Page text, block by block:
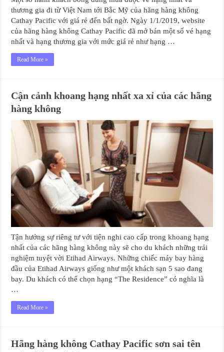
thương gia đi từ Việt Nam tới Bắc Mỹ của hãng hàng không
Cathay Pacific với giá rẻ đến bất ngờ. Ngày 1/1/2019, website
của hãng hàng không Cathay Pacific đã mở bán một số vé hạng
nhất và hạng thương gia với mức giá rẻ như hạng …
Read More »
Cận cảnh khoang hạng nhất xa xỉ của các hãng
hàng không
Tận hưởng sự riêng tư với tiện nghi cao cấp trong khoang hạng
nhất của các hãng hàng không này sẽ cho du khách những trải
nghiệm tuyệt vời Etihad Airways. Những chiếc máy bay hàng
đầu của Etihad Airways giống như một khách sạn 5 sao đang
bay. Du khách có thể chọn hạng “The Residence” có nghĩa là
…
Read More »
Hãng hàng không Cathay Pacific sơn sai tên